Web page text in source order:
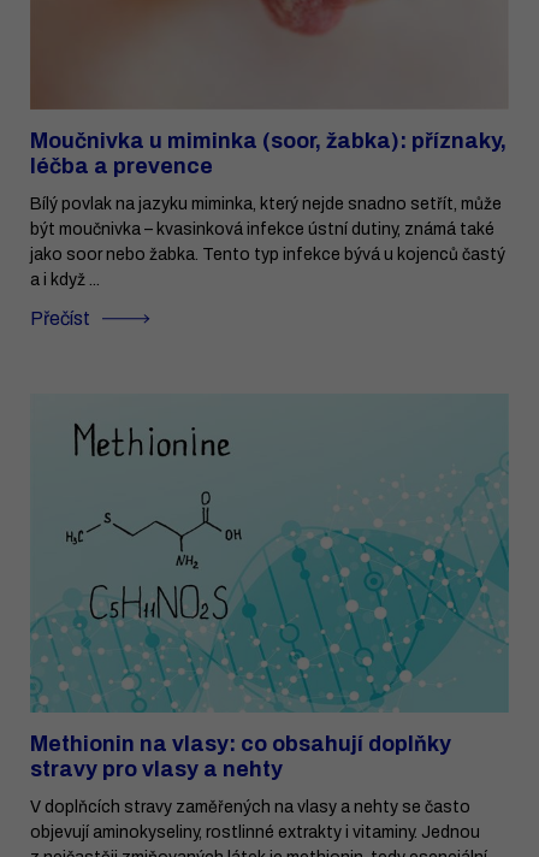
Moučnivka u miminka (soor, žabka): příznaky,
léčba a prevence
Bílý povlak na jazyku miminka, který nejde snadno setřít, může
být moučnivka – kvasinková infekce ústní dutiny, známá také
jako soor nebo žabka. Tento typ infekce bývá u kojenců častý
a i když ...
Přečíst
Methionin na vlasy: co obsahují doplňky
stravy pro vlasy a nehty
V doplňcích stravy zaměřených na vlasy a nehty se často
objevují aminokyseliny, rostlinné extrakty i vitaminy. Jednou